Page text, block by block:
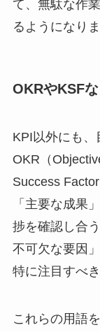
て、無駄な作
るようになりま
OKRやKSF
KPI以外にも
OKR（
Success
「主要な成果
捗を確認し合
不可欠な要因
特に注目すべ
これらの用語